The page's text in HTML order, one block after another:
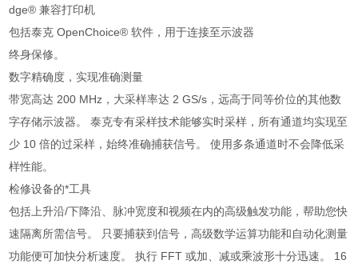
dge® 兼容打印机
包括泰克 OpenChoice® 软件，用于连接至示波器
终身保修。
数字精确度，实现准确测量
带宽高达 200 MHz，大采样率达 2 GS/s，远高于同等价位的其他数
字存储示波器。 泰克专有采样技术能够实时采样，所有通道均实现至
少 10 倍的过采样，始终准确捕获信号。 使用多条通道时不会降低采
样性能。
检修设备的*工具
包括上升沿/下降沿、脉冲宽度和视频在内的高级触发功能，帮助您快
速隔离所需信号。 只要捕获到信号，高级数学运算功能和自动化测量
功能便可加快分析速度。 执行 FFT 或加、减或乘波形十分迅速。 16